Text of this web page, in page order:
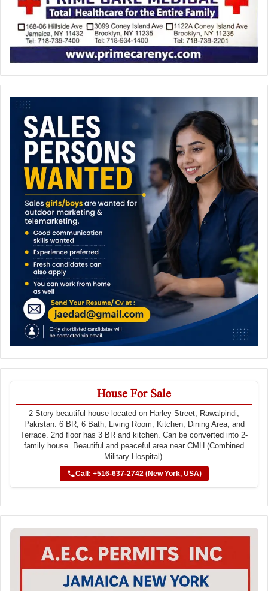
House For Sale
2 Story beautiful house located on Harley Street, Rawalpindi,
Pakistan. 6 BR, 6 Bath, Living Room, Kitchen, Dining Area, and
Terrace. 2nd floor has 3 BR and kitchen. Can be converted into 2-
family house. Beautiful and peaceful area near CMH (Combined
Military Hospital).
Call: +516-637-2742 (New York, USA)